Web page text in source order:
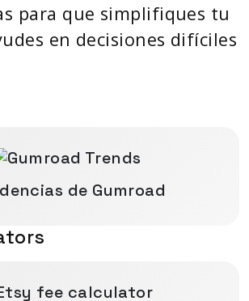
para que simplifiques tu
en decisiones difíciles
de Gumroad